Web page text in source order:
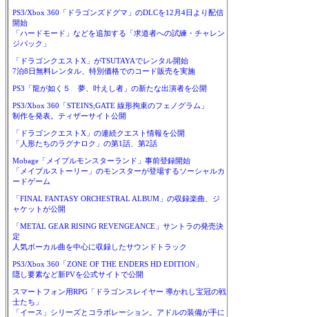
PS3/Xbox 360「ドラゴンズドグマ」のDLCを12月4日より配信
開始
「ハードモード」などを追加する「求道者への試練・チャレン
ジパック」
「ドラゴンクエストX」がTSUTAYAでレンタル開始
7泊8日無料レンタル、特別価格でのコード販売を実施
PS3「龍が如く５ 夢、叶えし者」の新たな出演者を公開
PS3/Xbox 360「STEINS;GATE 線形拘束のフェノグラム」
制作を発表。ティザーサイト公開
「ドラゴンクエストX」の連続クエスト情報を公開
「人形たちのラグナロク」の第1話、第2話
Mobage「メイプルモンスターランド」事前登録開始
「メイプルストーリー」のモンスターが登場するソーシャルカ
ードゲーム
「FINAL FANTASY ORCHESTRAL ALBUM」の収録楽曲、ジ
ャケットが公開
「METAL GEAR RISING REVENGEANCE」サントラの発売決
定
人気ボーカル曲を中心に収録したサウンドトラック
PS3/Xbox 360「ZONE OF THE ENDERS HD EDITION」
隠し要素など新PVを公式サイトで公開
スマートフォン用RPG「ドラゴンスレイヤー 導かれし宝冠の戦
士たち」
「イース」シリーズとコラボレーション。アドルの装備が手に